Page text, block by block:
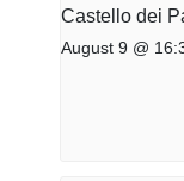
Castello dei
August 9 @